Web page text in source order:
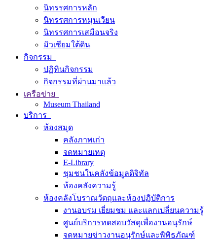
นิทรรศการหลัก
นิทรรศการหมุนเวียน
นิทรรศการเสมือนจริง
มิวเซียมใต้ดิน
กิจกรรม
ปฏิทินกิจกรรม
กิจกรรมที่ผ่านมาแล้ว
เครือข่าย
Museum Thailand
บริการ
ห้องสมุด
คลังภาพเก่า
จดหมายเหตุ
E-Library
ชุมชนในคลังข้อมูลดิจิทัล
ห้องคลังความรู้
ห้องคลังโบราณวัตถุและห้องปฏิบัติการ
งานอบรม เยี่ยมชม และแลกเปลี่ยนความรู้
ศูนย์บริการทดสอบวัสดุเพื่องานอนุรักษ์
จดหมายข่าวงานอนุรักษ์และพิพิธภัณฑ์